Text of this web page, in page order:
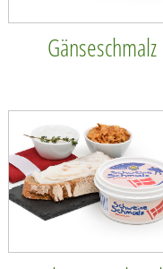
Gänseschmalz